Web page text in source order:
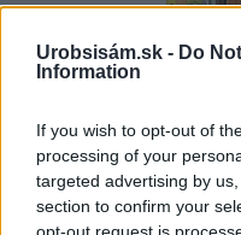
Urobsisám.sk - Do
Information
If you wish to opt-out of
processing of your
targeted advertising by
section to confirm your
opt-out request is
UROB